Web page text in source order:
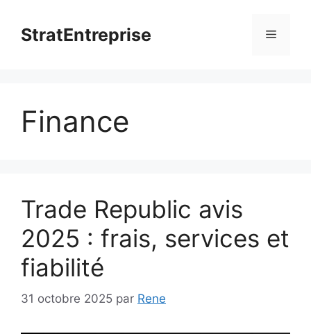
contenuStratEntreprise Menu
Finance
Trade Republic avis
2025 : frais, services et
fiabilité
31 octobre 2025 par Rene